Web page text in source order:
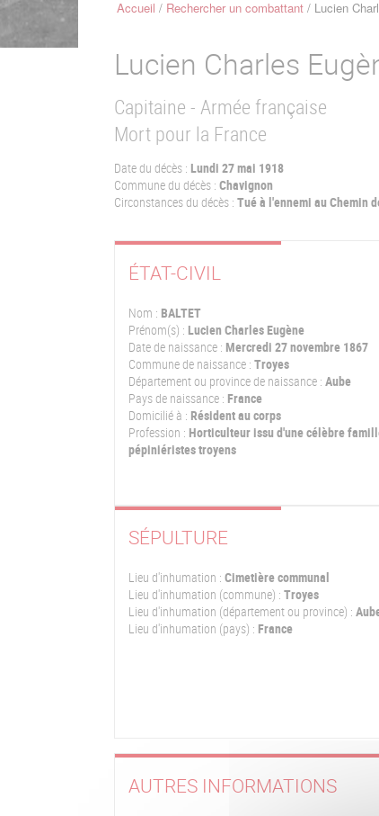
FilAccueil Rechercher un combattant Lucien
Lucien Charles
Capitaine - Armée française
Mort pour la France
Date du décès : Lundi 27 mai 1918
Commune du décès : Chavignon
Circonstances du décès : Tué à l'ennemi au Chemin
ÉTAT-CIVIL
Nom : BALTET
Prénom(s) : Lucien Charles Eugène
Date de naissance : Mercredi 27 novembre 1867
Commune de naissance : Troyes
Département ou province de naissance : Aube
Pays de naissance : France
Domicilié à : Résident au corps
Profession : Horticulteur issu d'une célèbre
pépiniéristes troyens
SÉPULTURE
Lieu d'inhumation : Cimetière communal
Lieu d'inhumation (commune) : Troyes
Lieu d'inhumation (département ou province) :
Lieu d'inhumation (pays) : France
AUTRES INFORMATIONS